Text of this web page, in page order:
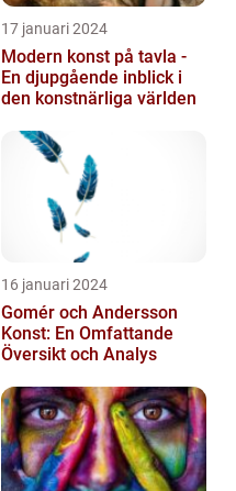
17 januari 2024
Modern konst på tavla -
En djupgående inblick i
den konstnärliga världen
16 januari 2024
Gomér och Andersson
Konst: En Omfattande
Översikt och Analys